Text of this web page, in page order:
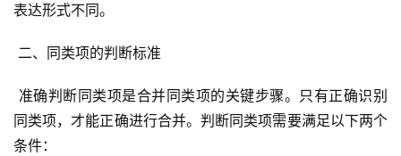
表达形式不同。
二、同类项的判断标准
同类项，才能正确进行合并。判断同类项需要满足以下两个
条件：